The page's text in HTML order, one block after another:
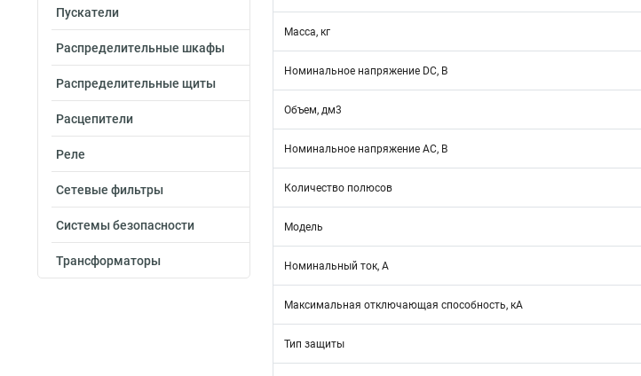
Пускатели
Распределительные шкафы
Распределительные щиты
Расцепители
Реле
Сетевые фильтры
Системы безопасности
Трансформаторы
Масса, кг
Номинальное напряжение DC, В
Объем, дм3
Номинальное напряжение АС, В
Количество полюсов
Модель
Номинальный ток, А
Максимальная отключающая способность, кА
Тип защиты